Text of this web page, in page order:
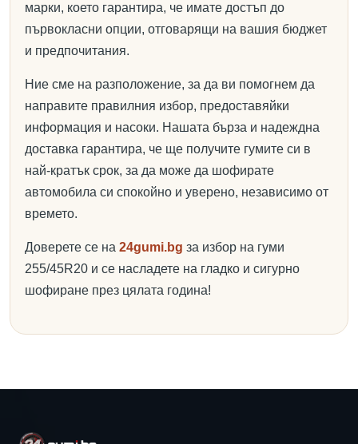
марки, което гарантира, че имате достъп до
първокласни опции, отговарящи на вашия бюджет
и предпочитания.
Ние сме на разположение, за да ви помогнем да
направите правилния избор, предоставяйки
информация и насоки. Нашата бърза и надеждна
доставка гарантира, че ще получите гумите си в
най-кратък срок, за да може да шофирате
автомобила си спокойно и уверено, независимо от
времето.
Доверете се на 24gumi.bg за избор на гуми
255/45R20 и се насладете на гладко и сигурно
шофиране през цялата година!